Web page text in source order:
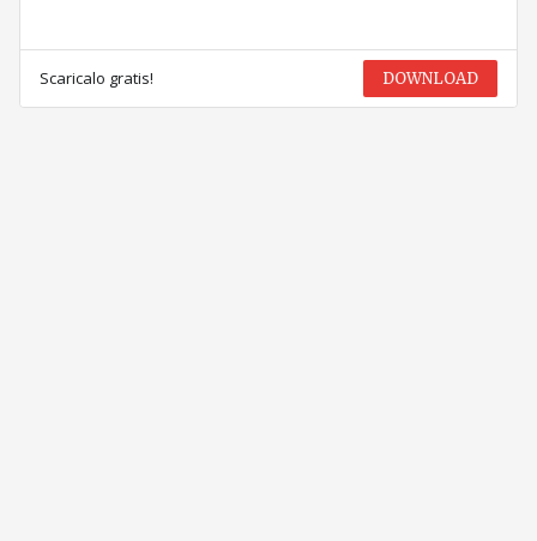
Scaricalo gratis! DOWNLOAD